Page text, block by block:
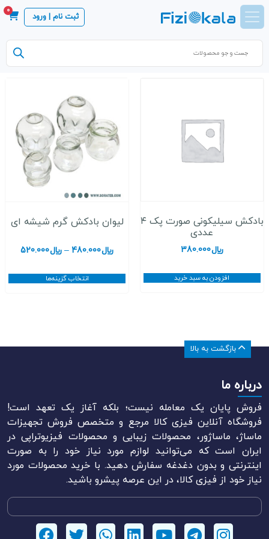
ثبت نام | ورود
0
Products
search
بادکش سیلیکونی صورت پک ۴
عددی
﷼380.000
افزودن به سبد خرید
لیوان بادکش گرم شیشه ای
﷼480.000
– ﷼520.000
تا
انتخاب گزینه‌ها
درباره ما
فروش پایان یک معامله نیست؛ بلکه آغاز یک تعهد است!
فروشگاه آنلاین فیزی کالا مرجع و متخصص فروش تجهیزات
ماساژ، ماساژور، محصولات زیبایی و محصولات فیزیوتراپی در
ایران است که می‌توانید لوازم مورد نیاز خود را به صورت
اینترنتی و بدون دغدغه سفارش دهید. با خرید محصولات مورد
نیاز خود از فیزی کالا، در این عرصه پیشرو باشید.
بازگشت به بالا